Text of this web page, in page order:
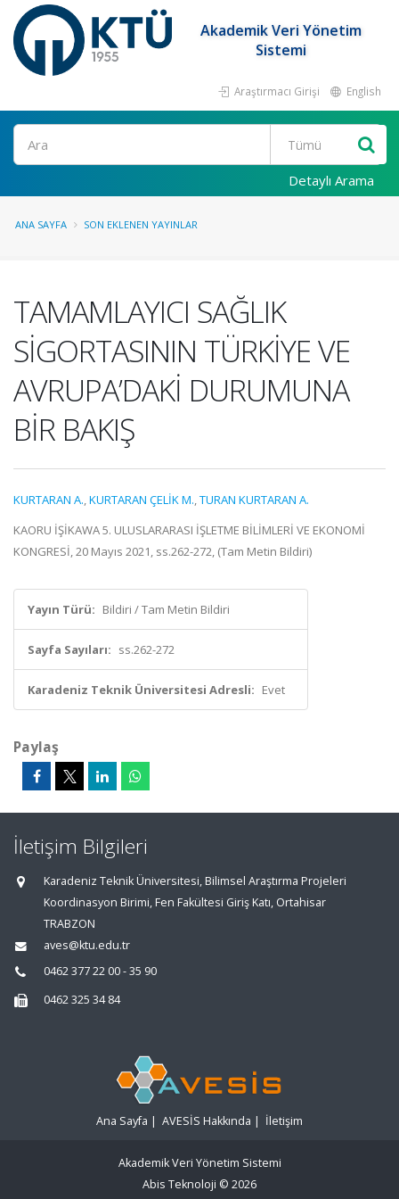
Akademik Veri Yönetim
Sistemi
Araştırmacı Girişi English
Ara
Detaylı Arama
ANA SAYFA SON EKLENEN YAYINLAR
TAMAMLAYICI SAĞLIK
SİGORTASININ TÜRKİYE VE
AVRUPA’DAKİ DURUMUNA
BİR BAKIŞ
KURTARAN A.,KURTARAN ÇELİK M.,TURAN KURTARAN A.
KAORU İŞİKAWA 5. ULUSLARARASI İŞLETME BİLİMLERİ VE EKONOMİ
KONGRESİ, 20 Mayıs 2021, ss.262-272, (Tam Metin Bildiri)
Yayın Türü: Bildiri / Tam Metin Bildiri
Sayfa Sayıları: ss.262-272
Karadeniz Teknik Üniversitesi Adresli: Evet
Paylaş
İletişim Bilgileri
Karadeniz Teknik Üniversitesi, Bilimsel Araştırma Projeleri
Koordinasyon Birimi, Fen Fakültesi Giriş Katı, Ortahisar
TRABZON
aves@ktu.edu.tr
0462 377 22 00 - 35 90
0462 325 34 84
Ana Sayfa | AVESİS Hakkında | İletişim
Akademik Veri Yönetim Sistemi
Abis Teknoloji © 2026